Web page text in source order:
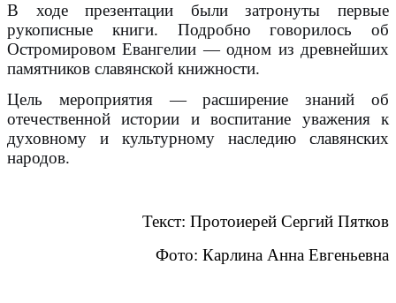
В ходе презентации были затронуты первые
рукописные книги. Подробно говорилось об
Остромировом Евангелии — одном из древнейших
памятников славянской книжности.
Цель мероприятия — расширение знаний об
отечественной истории и воспитание уважения к
духовному и культурному наследию славянских
народов.
Текст: Протоиерей Сергий Пятков
Фото: Карлина Анна Евгеньевна